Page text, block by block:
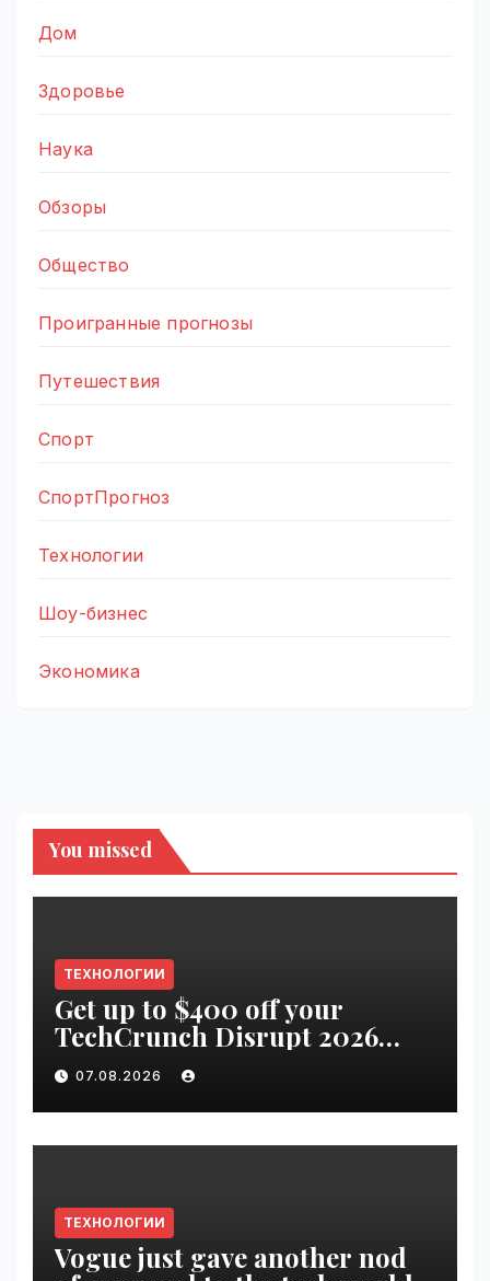
Дом
Здоровье
Наука
Обзоры
Общество
Проигранные прогнозы
Путешествия
Спорт
СпортПрогноз
Технологии
Шоу-бизнес
Экономика
You missed
ТЕХНОЛОГИИ
Get up to $400 off your
TechCrunch Disrupt 2026
pass until tomorrow |
VseTime.ru
07.08.2026
ТЕХНОЛОГИИ
Vogue just gave another nod